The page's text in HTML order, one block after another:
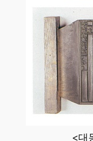
<대